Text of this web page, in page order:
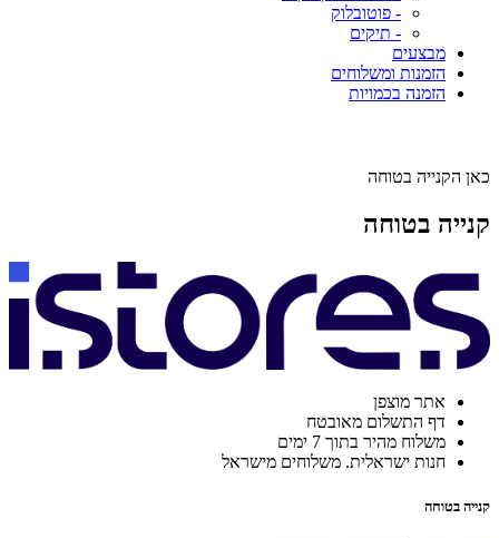
- פוטובלוק
- תיקים
מבצעים
הזמנות ומשלוחים
הזמנה בכמויות
כאן הקנייה בטוחה
קנייה בטוחה
אתר מוצפן
דף התשלום מאובטח
משלוח מהיר בתוך 7 ימים
חנות ישראלית. משלוחים מישראל
קנייה בטוחה